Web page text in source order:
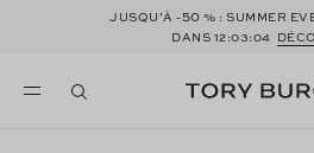
JUSQU’À -50 % : SUMMER
DANS 12:03:04